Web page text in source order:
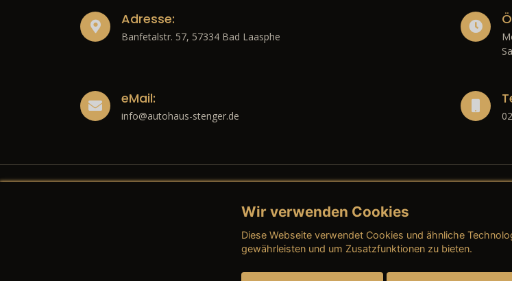
Adresse:
Banfetalstr. 57, 57334 Bad Laasphe
eMail:
info@autohaus-stenger.de
Rechtliches
→ Impressum
→ AGB (Neuwagen)
Wir verwenden Cookies
Diese Webseite verwendet Cookies und ähnliche
gewährleisten und um Zusatzfunktionen zu bieten.